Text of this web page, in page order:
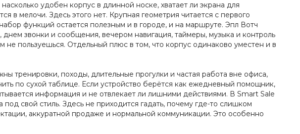
удобен корпус в длинной носке, хватает ли экрана для
в мелочи. Здесь этого нет. Крупная геометрия читается с первого
функций остается полезным и в городе, и на маршруте. Эпл Вотч
звонки и сообщения, вечером навигация, таймеры, музыка и контроль
не пользуешься. Отдельный плюс в том, что корпус одинаково уместен и в
тренировки, походы, длительные прогулки и частая работа вне офиса,
по сухой таблице. Если устройство берётся как ежедневный помощник,
информация и не отвлекает ли лишними действиями. В Smart Sale
свой стиль. Здесь не приходится гадать, почему где-то слишком
аккуратной продаже и нормальной коммуникации. Это особенно